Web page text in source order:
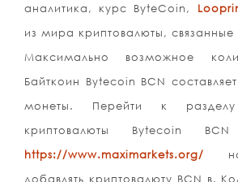
аналитика, курс ByteCoin,
из мира криптовалюты, связанные
Максимально возможное
Байткоин Bytecoin BCN
монеты. Перейти к разделу
криптовалюты Bytecoin
https://www.maximarkets.org/
добавлять криптовалюту BCN в.